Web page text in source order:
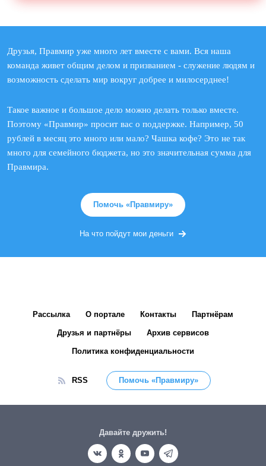
Друзья, Правмир уже много лет вместе с вами. Вся наша
команда живет общим делом и призванием - служение людям и
возможность сделать мир вокруг добрее и милосерднее!
Такое важное и большое дело можно делать только вместе.
Поэтому «Правмир» просит вас о поддержке. Например, 50
рублей в месяц это много или мало? Чашка кофе? Это не так
много для семейного бюджета, но это значительная сумма для
Правмира.
Помочь «Правмиру»
На что пойдут мои деньги
Рассылка О портале Контакты Партнёрам
Друзья и партнёры Архив сервисов
Политика конфиденциальности
RSS Помочь «Правмиру»
Давайте дружить!